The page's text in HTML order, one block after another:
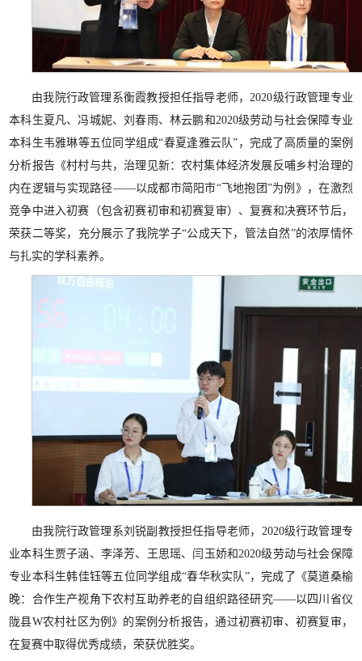
由我院行政管理系衡霞教授担任指导老师，2020级行政管理专业
本科生夏凡、冯城妮、刘春雨、林云鹏和2020级劳动与社会保障专业
本科生韦雅琳等五位同学组成“春夏逢雅云队”，完成了高质量的案例
分析报告《村村与共，治理见新：农村集体经济发展反哺乡村治理的
内在逻辑与实现路径——以成都市简阳市“飞地抱团”为例》，在激烈
竞争中进入初赛（包含初赛初审和初赛复审）、复赛和决赛环节后，
荣获二等奖，充分展示了我院学子“公成天下，管法自然”的浓厚情怀
与扎实的学科素养。
由我院行政管理系刘锐副教授担任指导老师，2020级行政管理专
业本科生贾子涵、李泽芳、王思瑶、闫玉娇和2020级劳动与社会保障
专业本科生韩佳钰等五位同学组成“春华秋实队”，完成了《莫道桑榆
晚：合作生产视角下农村互助养老的自组织路径研究——以四川省仪
陇县W农村社区为例》的案例分析报告，通过初赛初审、初赛复审，
在复赛中取得优秀成绩，荣获优胜奖。